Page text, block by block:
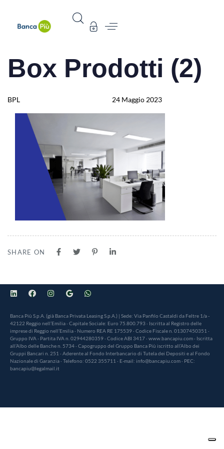
Box Prodotti (2)
Author
BPL
Published
on:
24 Maggio 2023
Published
in:
SHARE ON
Banca Più S.p.A. (già Banca Privata Leasing S.p.A.) | Sede: Via Panfilo Castaldi da Feltre 1/a -
42122 Reggio nell’Emilia · Capitale Sociale: Euro 75.800.793 · Iscritta al Registro delle
imprese di Reggio nell’Emilia · Numero REA RE 175539 · Codice Fiscale n. 01307450351 ·
Gruppo IVA - Partita IVA n. 02944280359 · Codice ABI 3417 · www.bancapiu.com · Iscritta
all’Albo delle Banche n. 5734 · Capogruppo del Gruppo Banca Più iscritto all’Albo dei
Gruppi Bancari n. 251 · Aderente al Fondo Interbancario di Tutela dei Depositi e al Fondo
Nazionale di Garanzia · Telefono: 0522 355711 · E-mail: info@bancapiu.com · PEC:
bancapiu@legalmail.it